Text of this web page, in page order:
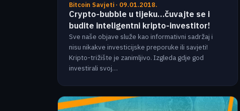
Bitcoin Savjeti · 09.01.2018.
Crypto-bubble u tijeku…čuvajte se i
budite inteligentni kripto-investitor!
Sve naše objave služe kao informativni sadržaj i
nisu nikakve investicijske preporuke ili savjeti!
Kripto-trižište je zanimljivo. Izgleda gdje god
investirali svoj…